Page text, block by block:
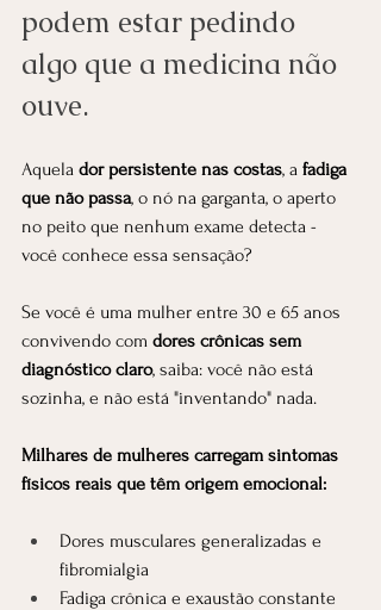
podem estar pedindo
algo que a medicina não
ouve.
Aquela dor persistente nas costas, a fadiga
que não passa, o nó na garganta, o aperto
no peito que nenhum exame detecta -
você conhece essa sensação?
Se você é uma mulher entre 30 e 65 anos
convivendo com dores crônicas sem
diagnóstico claro, saiba: você não está
sozinha, e não está "inventando" nada.
Milhares de mulheres carregam sintomas
físicos reais que têm origem emocional:
Dores musculares generalizadas e
fibromialgia
Fadiga crônica e exaustão constante